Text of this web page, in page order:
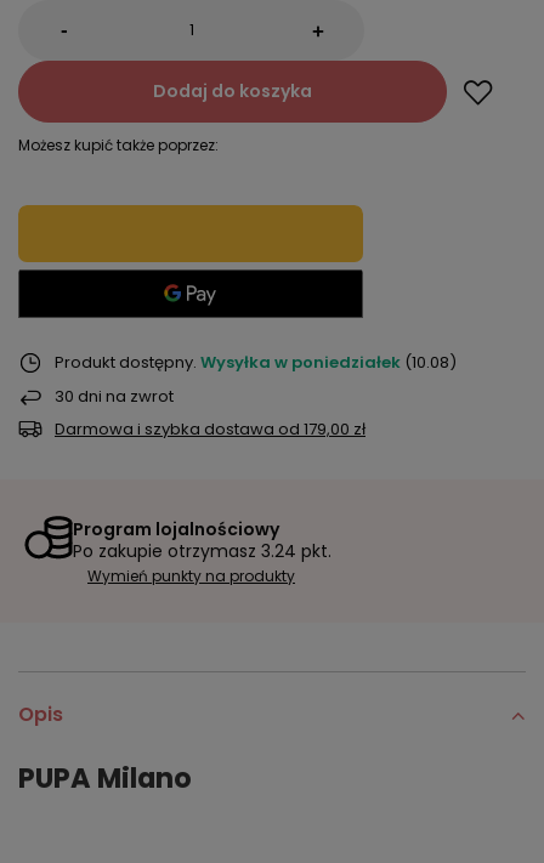
- +
Dodaj do koszyka
Możesz kupić także poprzez:
Produkt dostępny Wysyłka w poniedziałek (10.08)
30 dni na zwrot
Darmowa i szybka dostawa od 179,00 zł
Program lojalnościowy
Po zakupie otrzymasz 3.24 pkt.
Wymień punkty na produkty
Opis
PUPA Milano